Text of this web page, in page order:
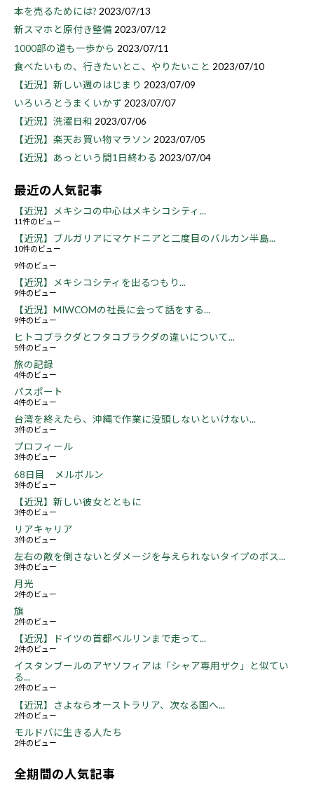
本を売るためには? 2023/07/13
新スマホと原付き整備2023/07/12
1000部の道も一歩から 2023/07/11
食べたいもの、行きたいとこ、やりたいこと 2023/07/10
【近況】新しい週のはじまり 2023/07/09
いろいろとうまくいかず 2023/07/07
【近況】洗濯日和 2023/07/06
【近況】楽天お買い物マラソン 2023/07/05
【近況】あっという間1日終わる 2023/07/04
最近の人気記事
【近況】メキシコの中心はメキシコシティ...
11件のビュー
【近況】ブルガリアにマケドニアと二度目のバルカン半島...
10件のビュー
9件のビュー
【近況】メキシコシティを出るつもり...
9件のビュー
【近況】MIWCOMの社長に会って話をする...
9件のビュー
ヒトコブラクダとフタコブラクダの違いについて...
5件のビュー
旅の記録
4件のビュー
パスポート
4件のビュー
台湾を終えたら、沖縄で作業に没頭しないといけない...
3件のビュー
プロフィール
3件のビュー
68日目 メルボルン
3件のビュー
【近況】新しい彼女とともに
3件のビュー
リアキャリア
3件のビュー
左右の敵を倒さないとダメージを与えられないタイプのボス...
3件のビュー
月光
2件のビュー
旗
2件のビュー
【近況】ドイツの首都ベルリンまで走って...
2件のビュー
イスタンブールのアヤソフィアは「シャア専用ザク」と似てい
る...
2件のビュー
【近況】さよならオーストラリア、次なる国へ...
2件のビュー
モルドバに生きる人たち
2件のビュー
全期間の人気記事